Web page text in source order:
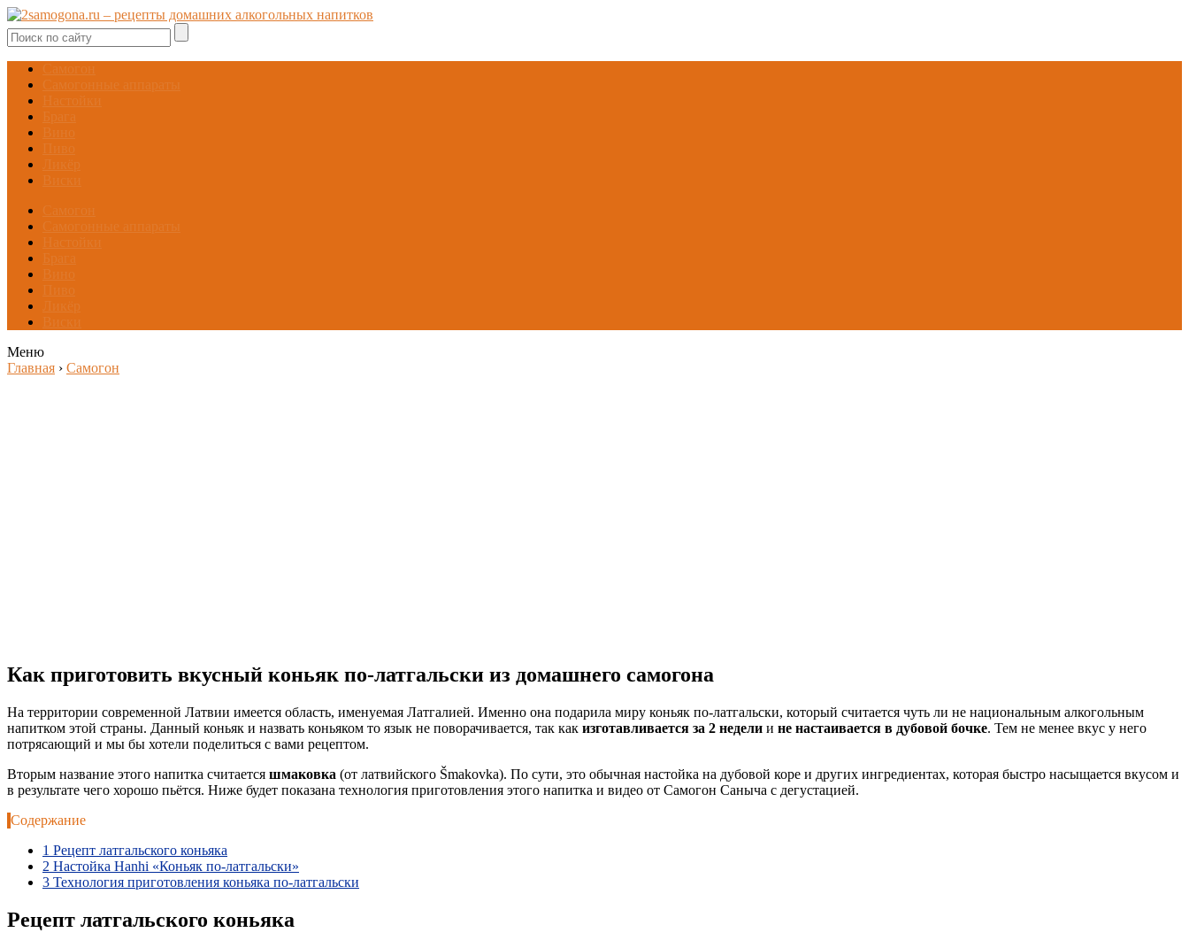
Самогон
Самогонные аппараты
Настойки
Брага
Вино
Пиво
Ликёр
Виски
Самогон
Самогонные аппараты
Настойки
Брага
Вино
Пиво
Ликёр
Виски
Меню
Главная › Самогон
Как приготовить вкусный коньяк по-латгальски из домашнего самогона
На территории современной Латвии имеется область, именуемая Латгалией. Именно она подарила миру коньяк по-латгальски, который считается чуть ли не национальным алкогольным
напитком этой страны. Данный коньяк и назвать коньяком то язык не поворачивается, так как изготавливается за 2 недели и не настаивается в дубовой бочке. Тем не менее вкус у него
потрясающий и мы бы хотели поделиться с вами рецептом.
Вторым название этого напитка считается шмаковка (от латвийского Šmakovka). По сути, это обычная настойка на дубовой коре и других ингредиентах, которая быстро насыщается вкусом и
в результате чего хорошо пьётся. Ниже будет показана технология приготовления этого напитка и видео от Самогон Саныча с дегустацией.
Содержание
1 Рецепт латгальского коньяка
2 Настойка Hanhi «Коньяк по-латгальски»
3 Технология приготовления коньяка по-латгальски
Рецепт латгальского коньяка